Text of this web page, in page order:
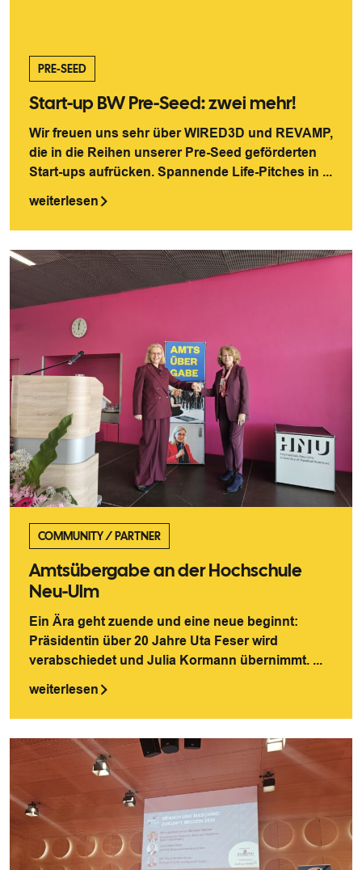
PRE-SEED
Start-up BW Pre-Seed: zwei mehr!
Wir freuen uns sehr über WIRED3D und REVAMP,
die in die Reihen unserer Pre-Seed geförderten
Start-ups aufrücken. Spannende Life-Pitches in ...
weiterlesen
COMMUNITY/PARTNER
Amtsübergabe an der Hochschule
Neu-Ulm
Ein Ära geht zuende und eine neue beginnt:
Präsidentin über 20 Jahre Uta Feser wird
verabschiedet und Julia Kormann übernimmt. ...
weiterlesen